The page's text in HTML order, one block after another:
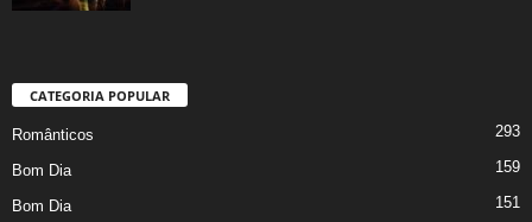
CATEGORIA POPULAR
Românticos 293
Bom Dia 159
Bom Dia 151